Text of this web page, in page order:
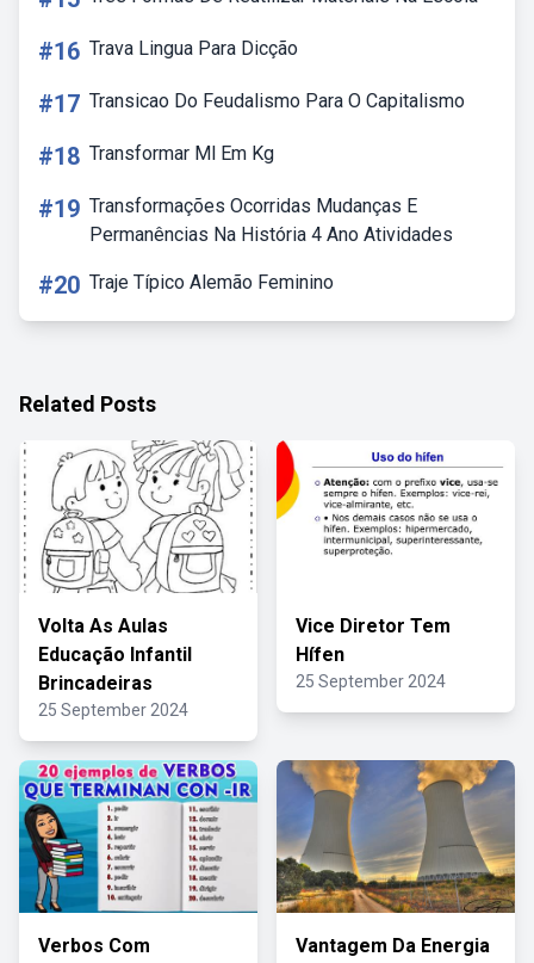
#16 Trava Lingua Para Dicção
#17 Transicao Do Feudalismo Para O Capitalismo
#18 Transformar Ml Em Kg
#19 Transformações Ocorridas Mudanças E
Permanências Na História 4 Ano Atividades
#20 Traje Típico Alemão Feminino
Related Posts
Volta As Aulas
Educação Infantil
Brincadeiras
25 September 2024
Vice Diretor Tem
Hífen
25 September 2024
Verbos Com Vantagem Da Energia